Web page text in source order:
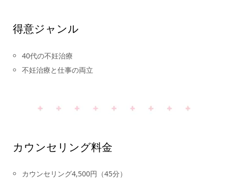
得意ジャンル
40代の不妊治療
不妊治療と仕事の両立
カウンセリング料金
カウンセリング4,500円（45分）